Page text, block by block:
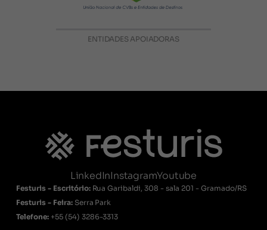
ENTIDADES APOIADORAS
LinkedInInstagramYoutube
Festuris - Escritório: Rua Garibaldi, 308 - sala 201 - Gramado/RS
Festuris - Feira: Serra Park
Telefone: +55 (54) 3286-3313